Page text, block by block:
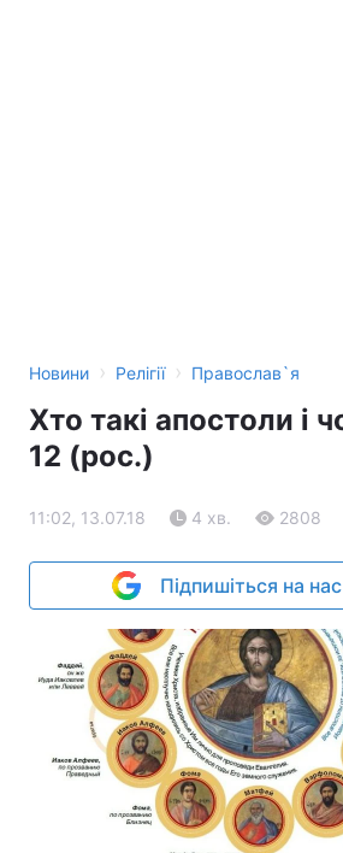
Новини › Релігії › Православ`я
Хто такі апостоли і
12 (рос.)
11:02, 13.07.18 4 хв. 2808
Підпишіться на